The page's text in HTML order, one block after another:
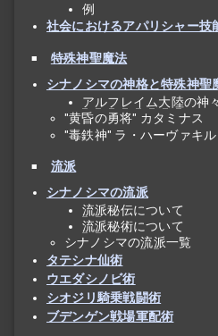
例
社会におけるアパリシャー技
特殊神聖魔法
シナノシマの神格と特殊神聖
アルフレイム大陸の神々
"黄昏の勇将" カタミナス
"毒鉄神" ラ・ハーヴァキル
流派
シナノシマの流派
流派秘伝について
流派秘術について
シナノシマの流派一覧
タテシナ仙術
ウエダシノビ術
シオジリ騎乗戦闘術
ブデンゲン戦場軍配術